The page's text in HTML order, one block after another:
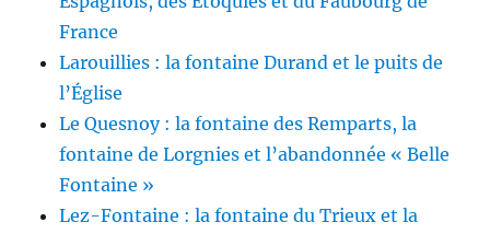
France
Larouillies : la fontaine Durand et le puits de
l’Église
Le Quesnoy : la fontaine des Remparts, la
fontaine de Lorgnies et l’abandonnée « Belle
Fontaine »
Lez-Fontaine : la fontaine du Trieux et la